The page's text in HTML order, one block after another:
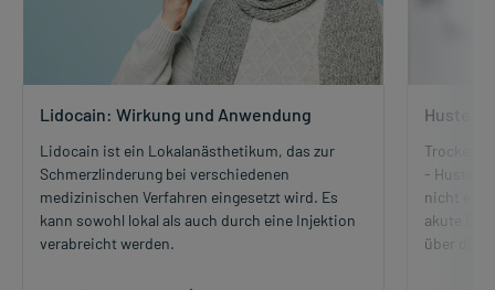
Lidocain: Wirkung und Anwendung
Lidocain ist ein Lokalanästhetikum, das zur
Schmerzlinderung bei verschiedenen
medizinischen Verfahren eingesetzt wird. Es
kann sowohl lokal als auch durch eine Injektion
verabreicht werden.
Husten:
-
nicht
akute
über die